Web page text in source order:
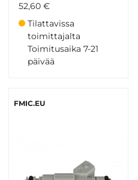
52,60 €
Tilattavissa
toimittajalta
Toimitusaika 7-21
päivää
FMIC.EU